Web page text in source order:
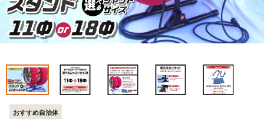
おすすめ自治体